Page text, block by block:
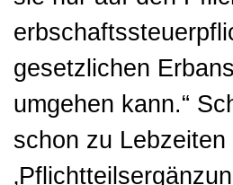
gesetzlichen
umgehen kann.“
schon zu